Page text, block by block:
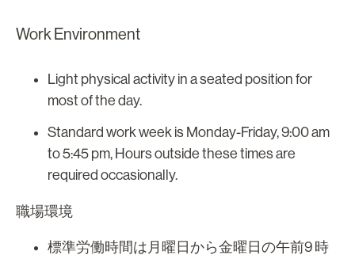
Work Environment
Light physical activity in a seated position for
most of the day.
Standard work week is Monday-Friday, 9:00 am
to 5:45 pm, Hours outside these times are
required occasionally.
職場環境
標準労働時間は月曜日から金曜日の午前9 時